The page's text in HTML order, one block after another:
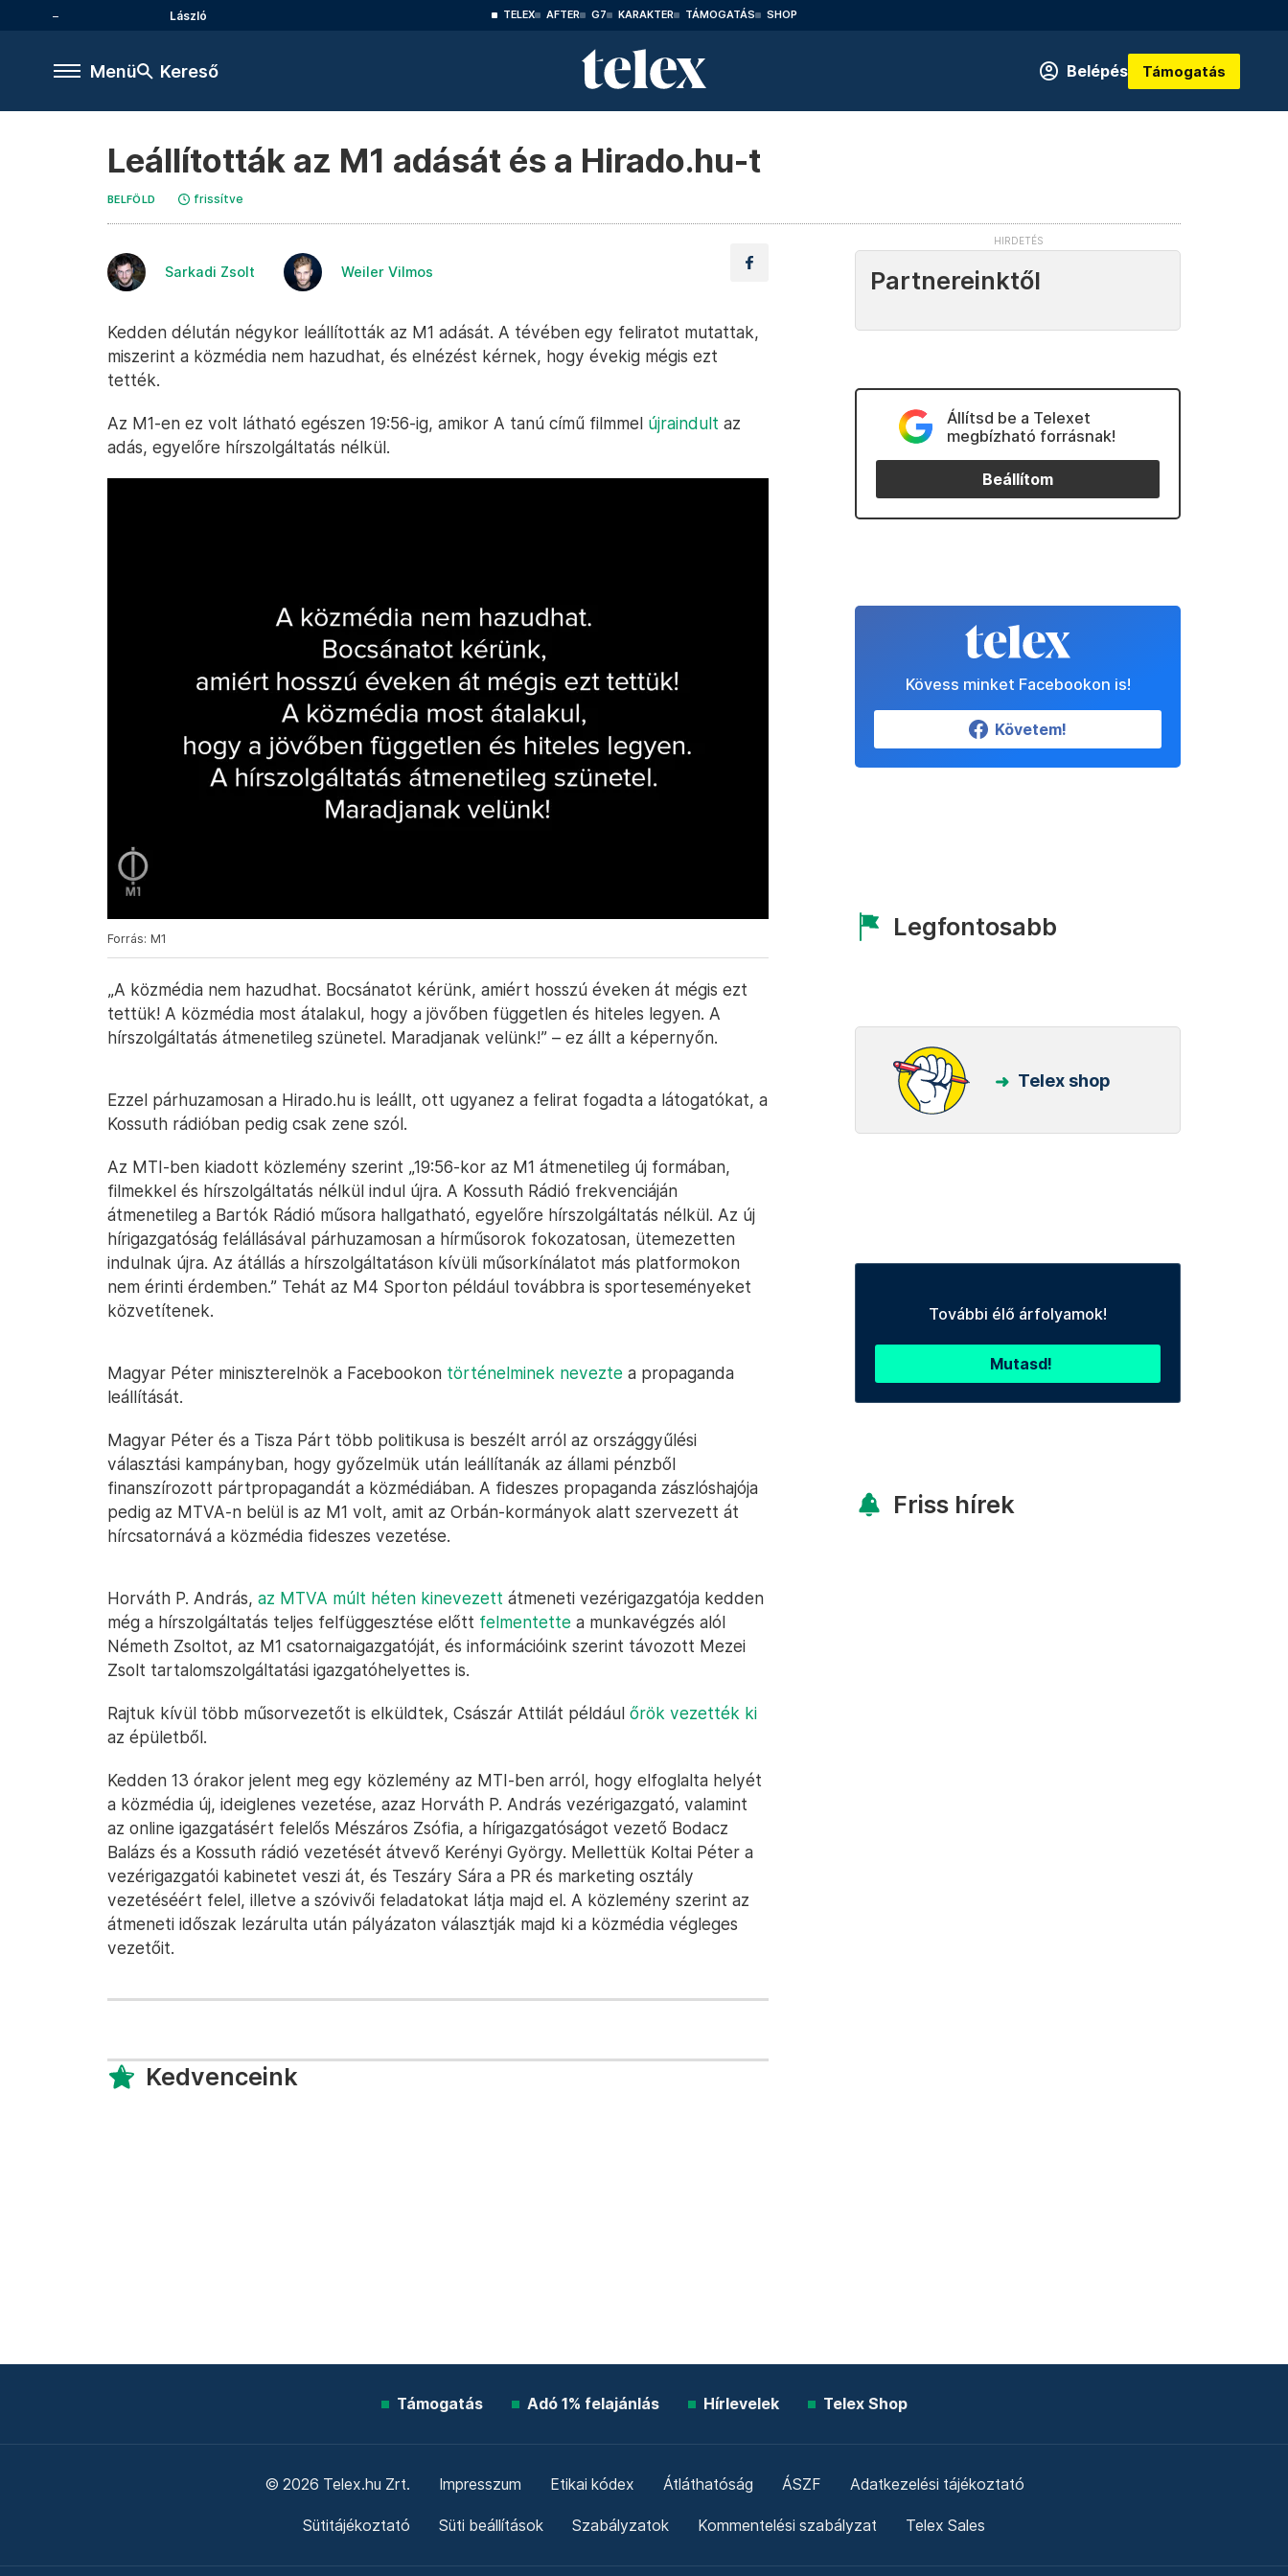
László TELEX AFTER G7 KARAKTER TÁMOGATÁS SHOP
Menü Kereső Belépés Támogatás
Leállították az M1 adását és a Hirado.hu-t
BELFÖLD frissítve
Sarkadi Zsolt Weiler Vilmos
Kedden délután négykor leállították az M1 adását. A tévében egy feliratot mutattak,
miszerint a közmédia nem hazudhat, és elnézést kérnek, hogy évekig mégis ezt
tették.
Az M1-en ez volt látható egészen 19:56-ig, amikor A tanú című filmmel újraindult az
adás, egyelőre hírszolgáltatás nélkül.
Forrás: M1
„A közmédia nem hazudhat. Bocsánatot kérünk, amiért hosszú éveken át mégis ezt
tettük! A közmédia most átalakul, hogy a jövőben független és hiteles legyen. A
hírszolgáltatás átmenetileg szünetel. Maradjanak velünk!” – ez állt a képernyőn.
Ezzel párhuzamosan a Hirado.hu is leállt, ott ugyanez a felirat fogadta a látogatókat, a
Kossuth rádióban pedig csak zene szól.
Az MTI-ben kiadott közlemény szerint „19:56-kor az M1 átmenetileg új formában,
filmekkel és hírszolgáltatás nélkül indul újra. A Kossuth Rádió frekvenciáján
átmenetileg a Bartók Rádió műsora hallgatható, egyelőre hírszolgáltatás nélkül. Az új
hírigazgatóság felállásával párhuzamosan a hírműsorok fokozatosan, ütemezetten
indulnak újra. Az átállás a hírszolgáltatáson kívüli műsorkínálatot más platformokon
nem érinti érdemben.” Tehát az M4 Sporton például továbbra is sporteseményeket
közvetítenek.
Magyar Péter miniszterelnök a Facebookon történelminek nevezte a propaganda
leállítását.
Magyar Péter és a Tisza Párt több politikusa is beszélt arról az országgyűlési
választási kampányban, hogy győzelmük után leállítanák az állami pénzből
finanszírozott pártpropagandát a közmédiában. A fideszes propaganda zászlóshajója
pedig az MTVA-n belül is az M1 volt, amit az Orbán-kormányok alatt szervezett át
hírcsatornává a közmédia fideszes vezetése.
Horváth P. András, az MTVA múlt héten kinevezett átmeneti vezérigazgatója kedden
még a hírszolgáltatás teljes felfüggesztése előtt felmentette a munkavégzés alól
Németh Zsoltot, az M1 csatornaigazgatóját, és információink szerint távozott Mezei
Zsolt tartalomszolgáltatási igazgatóhelyettes is.
Rajtuk kívül több műsorvezetőt is elküldtek, Császár Attilát például őrök vezették ki
az épületből.
Kedden 13 órakor jelent meg egy közlemény az MTI-ben arról, hogy elfoglalta helyét
a közmédia új, ideiglenes vezetése, azaz Horváth P. András vezérigazgató, valamint
az online igazgatásért felelős Mészáros Zsófia, a hírigazgatóságot vezető Bodacz
Balázs és a Kossuth rádió vezetését átvevő Kerényi György. Mellettük Koltai Péter a
vezérigazgatói kabinetet veszi át, és Teszáry Sára a PR és marketing osztály
vezetéséért felel, illetve a szóvivői feladatokat látja majd el. A közlemény szerint az
átmeneti időszak lezárulta után pályázaton választják majd ki a közmédia végleges
vezetőit.
Kedvenceink
Partnereinktől
Állítsd be a Telexet
megbízható forrásnak!
Beállítom
Kövess minket Facebookon is!
Követem!
Legfontosabb
Telex shop
További élő árfolyamok!
Mutasd!
Friss hírek
Támogatás Adó 1% felajánlás Hírlevelek Telex Shop
© 2026 Telex.hu Zrt. Impresszum Etikai kódex Átláthatóság ÁSZF Adatkezelési tájékoztató
Sütitájékoztató Süti beállítások Szabályzatok Kommentelési szabályzat Telex Sales